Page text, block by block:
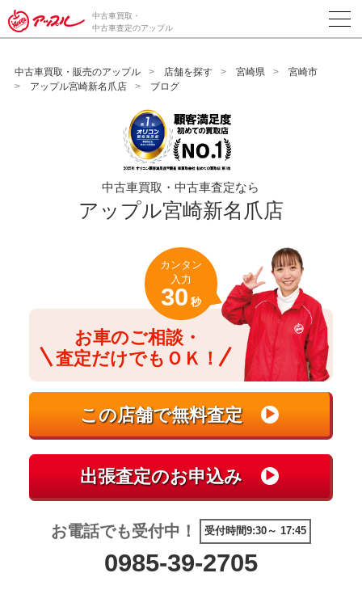
/*ABテスト_新規査定フォームの為のCVボタン*/
中古車買取・
中古車査定のアップル
中古車買取・販売のアップル 店舗を探す 宮崎県
宮崎市
アップル宮崎新名爪店
ブログ
中古車買取・中古車査定なら
アップル宮崎新名爪店
お車のご相談・
査定だけでもＯＫ！
カンタン
入力
30 秒
お電話でも受付中！ 受付時間9:30～ 17:45
0985-39-2705